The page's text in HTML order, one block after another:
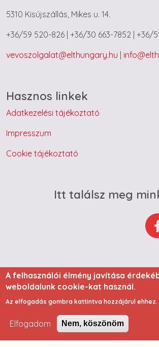
5310 Kisújszállás, Mikes u. 14.
+36/59 520-826 | +36/30 663-7852 | +36/
vevoszolgalat@elthungary.hu
Hasznos linkek
Adatkezelési tájékoztató
Impresszum
Cookie tájékoztató
Itt találsz meg
2023 Minden jog fenntartva - ELT
A felhasználói élmény javítása
weboldalunk cookie-kat használ.
Az elfogadás gombra kattintva hozzájárul ehhez.
Elfogadom Nem, köszönöm